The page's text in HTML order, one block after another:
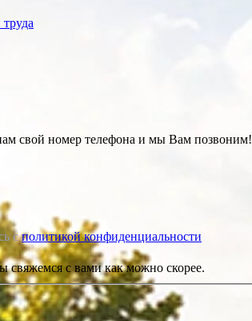
свой номер телефона и мы Вам позвоним!
сполитикой конфиденциальности
с вами как можно скорее.